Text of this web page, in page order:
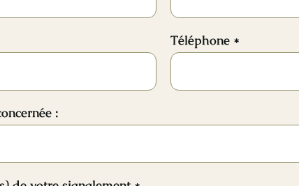
Téléphone *
: